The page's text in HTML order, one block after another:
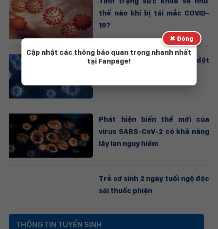
thế nào khi bị tái mắc COVID-
19?
Lo ngại biến chủng nhiều đột
Phát hiện biến thể mới của
virus SARS-CoV-2 có khả năng
lây lan nguy hiểm
Trẻ sơ sinh 2 ngày tuổi ngộ độc
sái thuốc phiện
THÔNG TIN TUYỂN SINH
✖ Đóng
Cập nhật các thông báo quan trọng nhanh nhất
tại Fanpage!